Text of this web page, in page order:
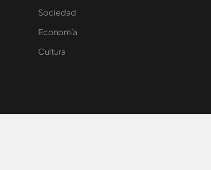
Sociedad
Economía
Cultura